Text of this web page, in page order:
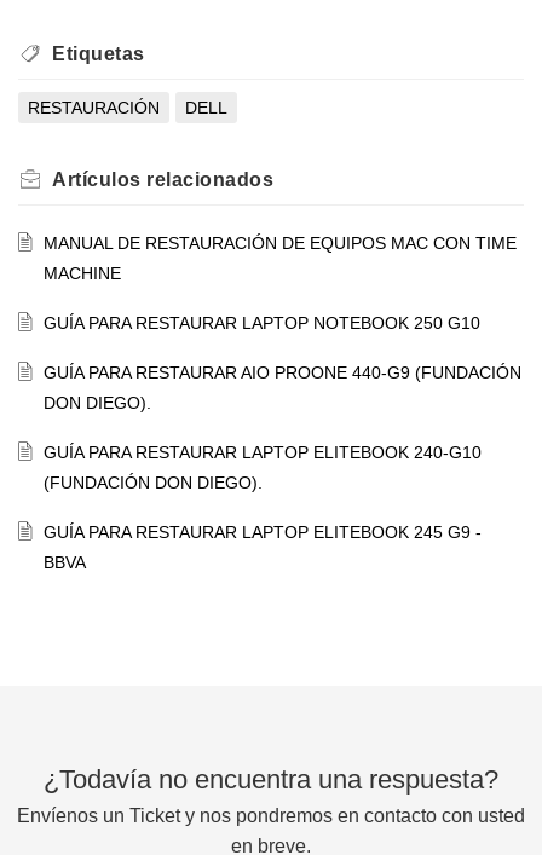
Etiquetas
RESTAURACIÓN DELL
Artículos relacionados
MANUAL DE RESTAURACIÓN DE EQUIPOS MAC CON TIME
MACHINE
GUÍA PARA RESTAURAR LAPTOP NOTEBOOK 250 G10
GUÍA PARA RESTAURAR AIO PROONE 440-G9 (FUNDACIÓN
DON DIEGO).
GUÍA PARA RESTAURAR LAPTOP ELITEBOOK 240-G10
(FUNDACIÓN DON DIEGO).
GUÍA PARA RESTAURAR LAPTOP ELITEBOOK 245 G9 -
BBVA
¿Todavía no encuentra una respuesta?
Envíenos un Ticket y nos pondremos en contacto con usted
en breve.